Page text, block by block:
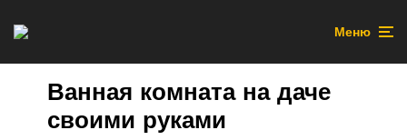
Меню
Ванная комната на даче
своими руками